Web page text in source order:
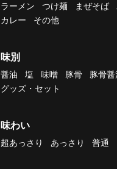
ラーメン つけ麺 まぜそば
カレー
その他
味別
醤油 塩 味噌 豚骨 豚骨醤
グッズ・セット
味わい
超あっさり あっさり 普通